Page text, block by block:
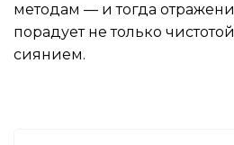
методам — и тогда
порадует не только
сиянием.